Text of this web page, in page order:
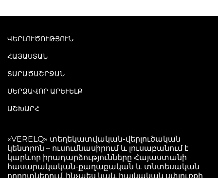
ՎԵՐԼՈՒԾՈՒԹՅՈՒՆ
ՀԱՅԱՍՏԱՆ
ՏԱՐԱԾԱՇՐՋԱՆ
ՄԵՐՁԱՎՈՐ ԱՐԵՒԵԼՔ
ԱՇԽԱՐՀ
«VERELQ» տեղեկատվական-վերլուծական
կենտրոն – ուսումնասիրում և լուսաբանում է
կարևոր իրադարձությունները Հայաստանի
հասարակական-քաղաքական և տնտեսական
որորտներում, ինչպես նաև հայկական սփյուռքի